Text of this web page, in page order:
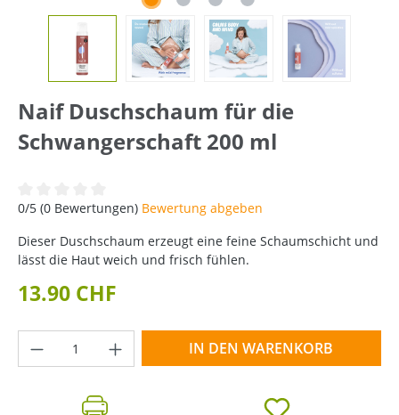
Naif Duschschaum für die
Schwangerschaft 200 ml
Durchschnittliche Bewertung von 0 von 5 Sternen
0/5 (0 Bewertungen) Bewertung abgeben
Dieser Duschschaum erzeugt eine feine Schaumschicht und
lässt die Haut weich und frisch fühlen.
13.90 CHF
Produkt Anzahl: Gib den gewünschten
IN DEN WARENKORB